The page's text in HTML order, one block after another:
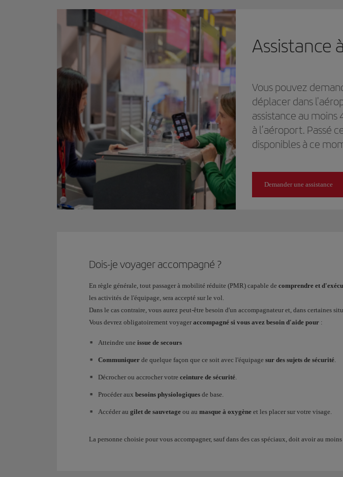
Assistance
Vous pouvez
déplacer dans
assistance au
à l’aéroport. Passé
disponibles à ce
Demander une assistance
Dois-je voyager accompagné ?
En règle générale, tout passager à mobilité réduite (PMR) capable de comprendre et
les activités de l'équipage, sera accepté sur le vol.
Dans le cas contraire, vous aurez peut-être besoin d'un accompagnateur et, dans certaines
Vous devrez obligatoirement voyager accompagné si vous avez besoin d'aide pour :
Atteindre une issue de secours
Communiquer de quelque façon que ce soit avec l'équipage sur des sujets de sécurité.
Décrocher ou accrocher votre ceinture de sécurité.
Procéder aux besoins physiologiques de base.
Accéder au gilet de sauvetage ou au masque à oxygène et les placer sur votre visage.
La personne choisie pour vous accompagner, sauf dans des cas spéciaux, doit avoir au moins